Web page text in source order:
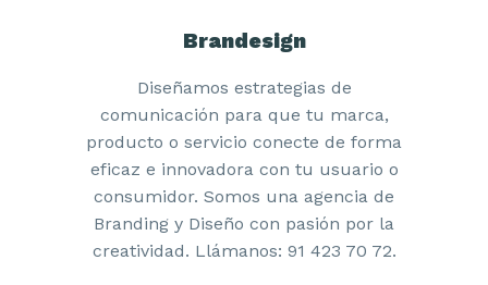
Brandesign
Diseñamos estrategias de
comunicación para que tu marca,
producto o servicio conecte de forma
eficaz e innovadora con tu usuario o
consumidor. Somos una agencia de
Branding y Diseño con pasión por la
creatividad. Llámanos: 91 423 70 72.